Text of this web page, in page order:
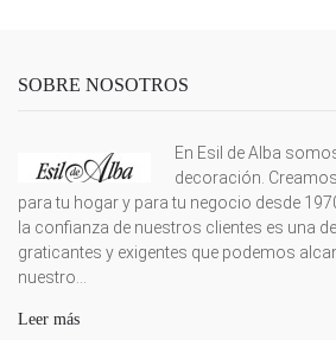
SOBRE NOSOTROS
En Esil de Alba
decoración.
para tu hogar y para tu negocio desde
la confianza de nuestros clientes es una
graticantes y exigentes que podemos
nuestro...
Leer más